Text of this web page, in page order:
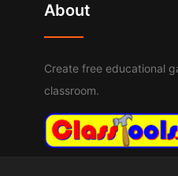
About
Create free educational
classroom.